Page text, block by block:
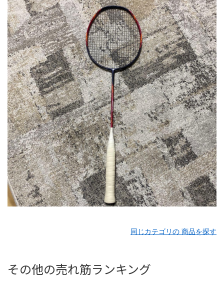
同じカテゴリの 商品を探す
その他の売れ筋ランキング